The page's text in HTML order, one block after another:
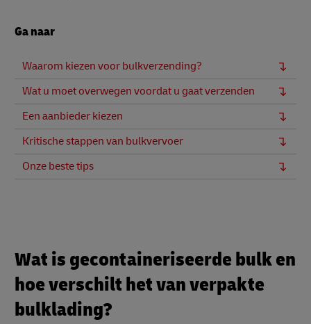
Ga naar
Waarom kiezen voor bulkverzending?
Wat u moet overwegen voordat u gaat verzenden
Een aanbieder kiezen
Kritische stappen van bulkvervoer
Onze beste tips
Wat is gecontaineriseerde bulk en
hoe verschilt het van verpakte
bulklading?